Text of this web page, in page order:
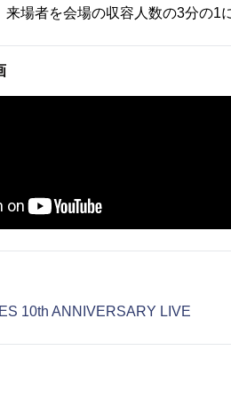
場者を会場の収容人数の3分の1
10th ANNIVERSARY LIVE